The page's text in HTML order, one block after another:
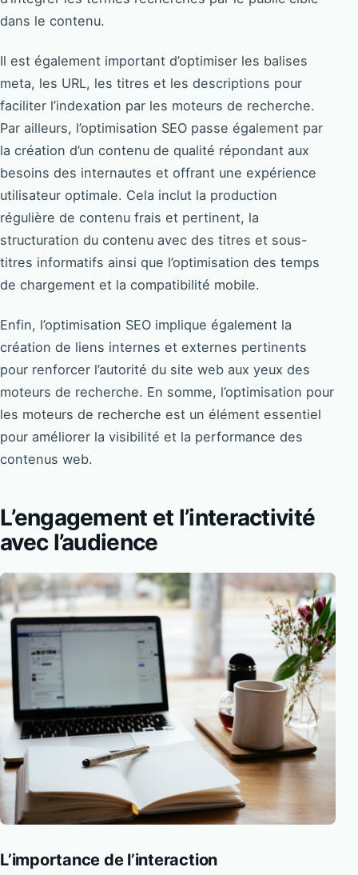
dans le contenu.
Il est également important d’optimiser les balises
meta, les URL, les titres et les descriptions pour
faciliter l’indexation par les moteurs de recherche.
Par ailleurs, l’optimisation SEO passe également par
la création d’un contenu de qualité répondant aux
besoins des internautes et offrant une expérience
utilisateur optimale. Cela inclut la production
régulière de contenu frais et pertinent, la
structuration du contenu avec des titres et sous-
titres informatifs ainsi que l’optimisation des temps
de chargement et la compatibilité mobile.
Enfin, l’optimisation SEO implique également la
création de liens internes et externes pertinents
pour renforcer l’autorité du site web aux yeux des
moteurs de recherche. En somme, l’optimisation pour
les moteurs de recherche est un élément essentiel
pour améliorer la visibilité et la performance des
contenus web.
L’engagement et l’interactivité
avec l’audience
L’importance de l’interaction